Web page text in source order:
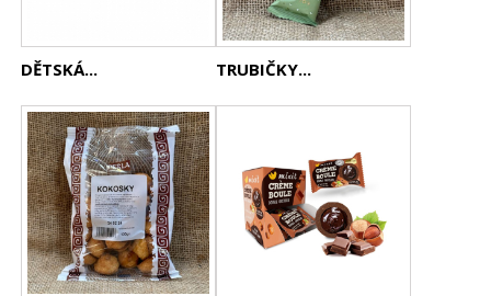
DĚTSKÁ... TRUBIČKY...